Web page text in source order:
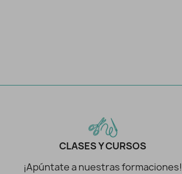
CLASES Y CURSOS
¡Apúntate a nuestras formaciones!